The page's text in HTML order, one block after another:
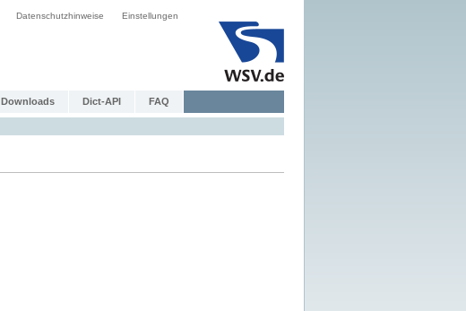
Datenschutzhinweise Einstellungen
Downloads Dict-API FAQ